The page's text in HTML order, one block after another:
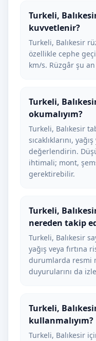
Turkeli,
kuvvetlenir?
Turkeli, Balıkesir
özellikle cephe
km/s. Rüzgâr şu
Turkeli,
okumalıyım?
Turkeli, Balıkesir
sıcaklıklarını,
değerlendirin.
ihtimali; mont,
gerektirebilir.
Turkeli,
nereden takip
Turkeli, Balıkesir
yağış veya fırtına
durumlarda resmi
duyurularını da
Turkeli,
kullanmalıyım?
Turkeli, Balıkesir